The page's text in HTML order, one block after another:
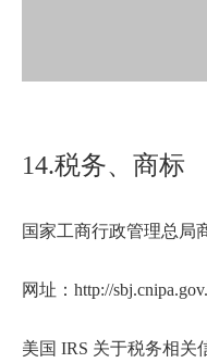
14.税务、商标
国家工商行政管理总局
网址：http://
美国 IRS 关于税务相关